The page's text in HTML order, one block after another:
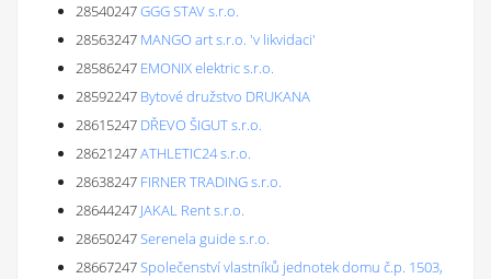
28540247GGG STAV s.r.o.
28563247 MANGO art s.r.o. 'v likvidaci'
28586247 EMONIX elektric s.r.o.
28592247 Bytové družstvo DRUKANA
28615247 DŘEVO ŠIGUT s.r.o.
28621247ATHLETIC24 s.r.o.
28638247 FIRNER TRADING s.r.o.
28644247 JAKAL Rent s.r.o.
28650247Serenela guide s.r.o.
28667247Společenství vlastníků jednotek domu č.p. 1503,